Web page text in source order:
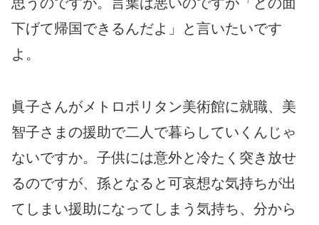
下げて帰国できるんだよ」と言いたいです
よ。
眞子さんがメトロポリタン美術館に就職、美
智子さまの援助で二人で暮らしていくんじゃ
ないですか。子供には意外と冷たく突き放せ
るのですが、孫となると可哀想な気持ちが出
てしまい援助になってしまう気持ち、分から